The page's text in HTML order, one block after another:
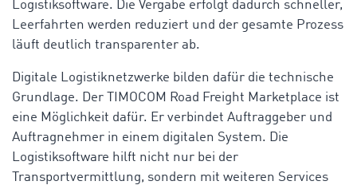
Logistiksoftware. Die Vergabe erfolgt dadurch schneller,
Leerfahrten werden reduziert und der gesamte Prozess
läuft deutlich transparenter ab.
Digitale Logistiknetzwerke bilden dafür die technische
Grundlage. Der TIMOCOM Road Freight Marketplace ist
eine Möglichkeit dafür. Er verbindet Auftraggeber und
Auftragnehmer in einem digitalen System. Die
Logistiksoftware hilft nicht nur bei der
Transportvermittlung, sondern mit weiteren Services